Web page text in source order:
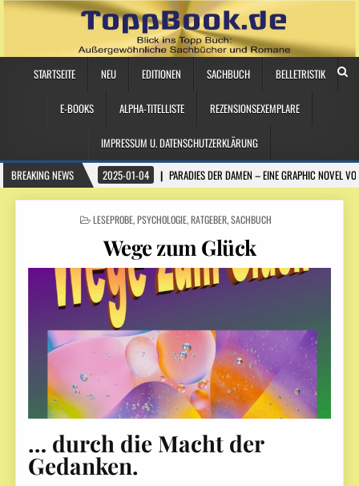
STARTSEITE NEU EDITIONEN SACHBUCH BELLETRISTIK
E-BOOKS ALPHA-TITELLISTE REZENSIONSEXEMPLARE
IMPRESSUM U. DATENSCHUTZERKLÄRUNG
BREAKING NEWS
2025-01-04 PARADIES DER DAMEN – EINE GRAPHIC NOVEL
POSTED
LESEPROBE,PSYCHOLOGIE,RATGEBER,SACHBUCH
Wege zum Glück
… durch die Macht der
Gedanken.